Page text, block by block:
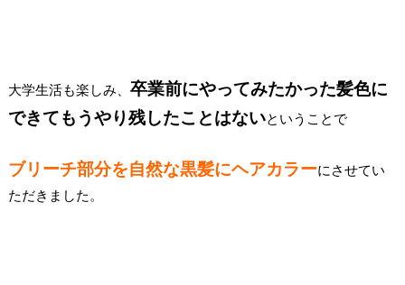
大学生活も楽しみ、 卒業前にやってみたかった髪色に
できてもうやり残したことはないということで
ブリーチ部分を自然な黒髪にヘアカラーにさせてい
ただきました。